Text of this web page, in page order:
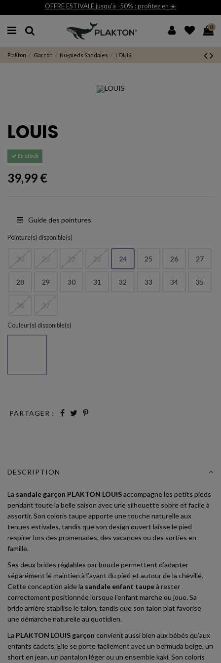
OFFRE ESTIVALE jusqu'à -50% : profitez en ☀️
0
Plakton Garçon Nu-pieds Sandales LOUIS
LOUIS
En stock
39,99 €
Guide des pointures
Pointure(s) disponible(s)
20 21 22 23 24 25 26 27
28 29 30 31 32 33 34 35
36 37
Couleur(s) disponible(s)
PARTAGER :
DESCRIPTION
La sandale garçon PLAKTON LOUISaccompagne les petits pieds
pendant toute la belle saison avec une silhouette sobre et facile à
assortir. Son coloris taupe apporte une touche naturelle aux
tenues estivales, tandis que son design ouvert laisse le pied
respirer lors des promenades, des vacances ou des sorties en
famille.
Ses deux brides réglables par boucle permettent d’adapter
séparément le maintien à l’avant du pied et autour de la cheville.
Cette conception aide la sandale enfant taupeà rester
correctement positionnée lorsque l’enfant marche ou joue. Sa
bride arrière stabilise le talon, tandis que son talon plat favorise
une démarche naturelle au quotidien.
La PLAKTON LOUIS garçon convient aussi bien aux bébés qu’aux
enfants cadets. Elle se porte facilement avec un bermuda beige, un
short en jean, un pantalon léger ou un ensemble kaki. Son coloris